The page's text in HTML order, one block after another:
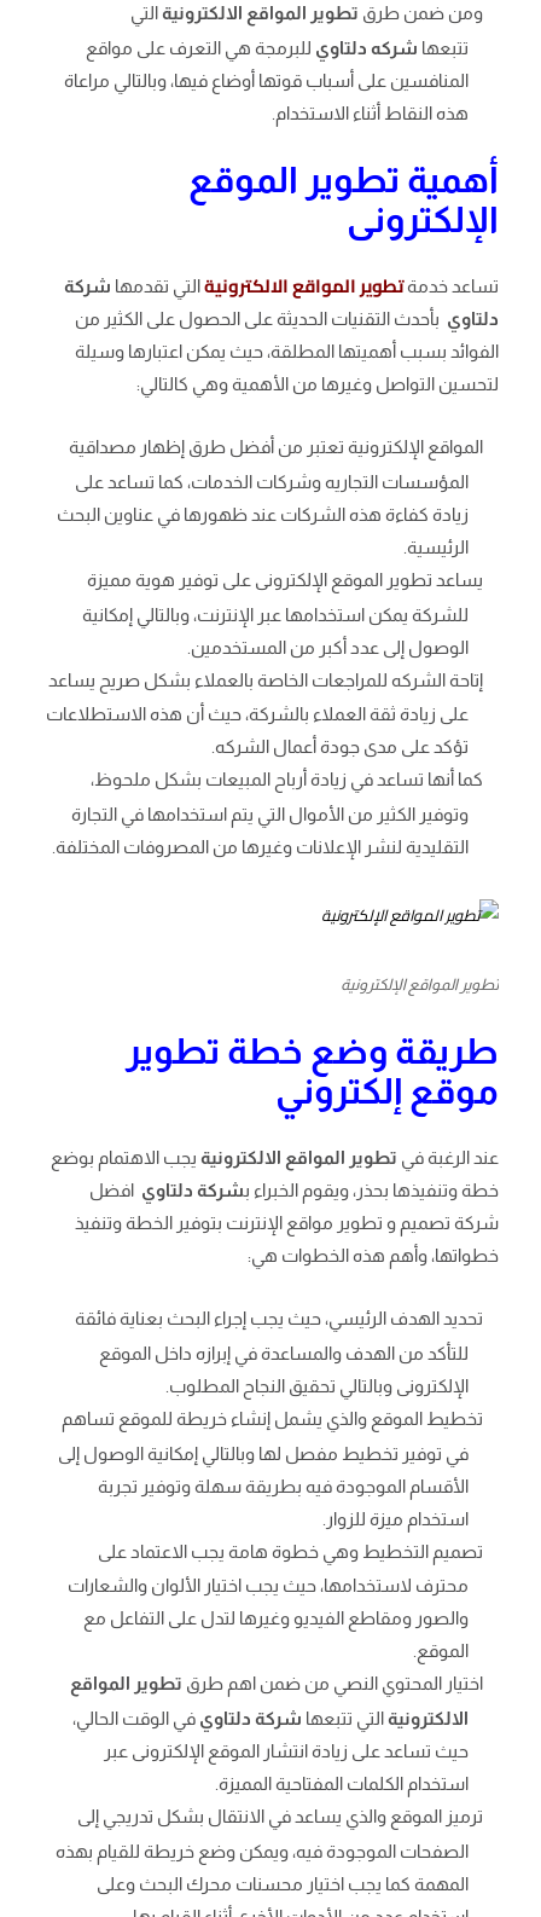
ومن ضمن طرق تطوير المواقع الالكترونيةالتي
تتبعها شركه دلتاوي للبرمجة هي التعرف على مواقع
المنافسين على أسباب قوتها أوضاع فيها، وبالتالي مراعاة
هذه النقاط أثناء الاستخدام.
أهمية تطوير الموقع
الإلكترونى
تساعد خدمةتطوير المواقع الالكترونيةالتي تقدمها شركة
دلتاوي بأحدث التقنيات الحديثة على الحصول على الكثير من
الفوائد بسبب أهميتها المطلقة، حيث يمكن اعتبارها وسيلة
لتحسين التواصل وغيرها من الأهمية وهي كالتالي:
المواقع الإلكترونية تعتبر من أفضل طرق إظهار مصداقية
المؤسسات التجاريه وشركات الخدمات، كما تساعد على
زيادة كفاءة هذه الشركات عند ظهورها في عناوين البحث
الرئيسية.
يساعد تطوير الموقع الإلكترونى على توفير هوية مميزة
للشركة يمكن استخدامها عبر الإنترنت، وبالتالي إمكانية
الوصول إلى عدد أكبر من المستخدمين.
إتاحة الشركه للمراجعات الخاصة بالعملاء بشكل صريح يساعد
على زيادة ثقة العملاء بالشركة، حيث أن هذه الاستطلاعات
تؤكد على مدى جودة أعمال الشركه.
كما أنها تساعد في زيادة أرباح المبيعات بشكل ملحوظ،
وتوفير الكثير من الأموال التي يتم استخدامها في التجارة
التقليدية لنشر الإعلانات وغيرها من المصروفات المختلفة.
تطوير المواقع الإلكترونية
طريقة وضع خطة تطوير
موقع إلكتروني
عند الرغبة في تطوير المواقع الالكترونية يجب الاهتمام بوضع
خطة وتنفيذها بحذر، ويقوم الخبراء بشركة دلتاوي افضل
شركة تصميم و تطوير مواقع الإنترنت بتوفير الخطة وتنفيذ
خطواتها، وأهم هذه الخطوات هي:
تحديد الهدف الرئيسي، حيث يجب إجراء البحث بعناية فائقة
للتأكد من الهدف والمساعدة في إبرازه داخل الموقع
الإلكترونى وبالتالي تحقيق النجاح المطلوب.
تخطيط الموقع والذي يشمل إنشاء خريطة للموقع تساهم
في توفير تخطيط مفصل لها وبالتالي إمكانية الوصول إلى
الأقسام الموجودة فيه بطريقة سهلة وتوفير تجربة
استخدام ميزة للزوار.
تصميم التخطيط وهي خطوة هامة يجب الاعتماد على
محترف لاستخدامها، حيث يجب اختيار الألوان والشعارات
والصور ومقاطع الفيديو وغيرها لتدل على التفاعل مع
الموقع.
اختيار المحتوي النصي من ضمن اهم طرق تطوير المواقع
الالكترونيةالتي تتبعها شركة دلتاوي في الوقت الحالي،
حيث تساعد على زيادة انتشار الموقع الإلكترونى عبر
استخدام الكلمات المفتاحية المميزة.
ترميز الموقع والذي يساعد في الانتقال بشكل تدريجي إلى
الصفحات الموجودة فيه، ويمكن وضع خريطة للقيام بهذه
المهمة كما يجب اختيار محسنات محرك البحث وعلى